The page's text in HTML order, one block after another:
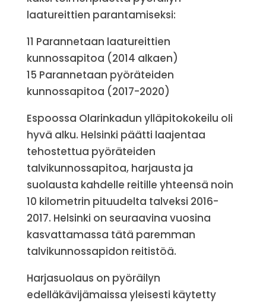
laatureittien parantamiseksi:
11 Parannetaan laatureittien
kunnossapitoa (2014 alkaen)
15 Parannetaan pyöräteiden
kunnossapitoa (2017-2020)
Espoossa Olarinkadun ylläpitokokeilu oli
hyvä alku. Helsinki päätti laajentaa
tehostettua pyöräteiden
talvikunnossapitoa, harjausta ja
suolausta kahdelle reitille yhteensä noin
10 kilometrin pituudelta talveksi 2016-
2017. Helsinki on seuraavina vuosina
kasvattamassa tätä paremman
talvikunnossapidon reitistöä.
Harjasuolaus on pyöräilyn
edelläkävijämaissa yleisesti käytetty